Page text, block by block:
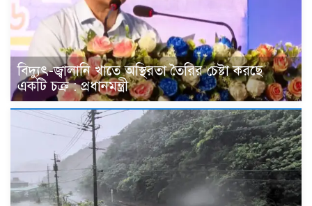
বিদ্যুৎ-জ্বালানি খাতে অস্থিরতা তৈরির চেষ্টা করছে
একটি চক্র : প্রধানমন্ত্রী